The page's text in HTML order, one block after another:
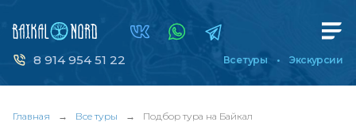
8 914 954 51 22 Все туры Экскурсии
Главная → Все туры → Подбор тура на Байкал